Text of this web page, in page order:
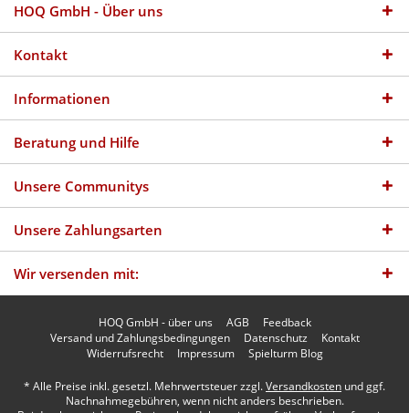
HOQ GmbH - Über uns
Kontakt
Informationen
Beratung und Hilfe
Unsere Communitys
Unsere Zahlungsarten
Wir versenden mit:
HOQ GmbH - über uns AGB
Feedback
Versand und Zahlungsbedingungen
Datenschutz
Kontakt
Widerrufsrecht
Impressum Spielturm Blog
* Alle Preise inkl. gesetzl. Mehrwertsteuer zzgl.Versandkosten und ggf.
Nachnahmegebühren, wenn nicht anders beschrieben.